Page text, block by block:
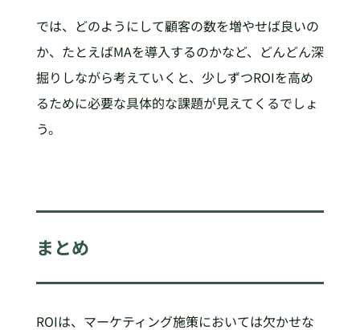
では、どのようにして顧客の数を増やせば良いの
か、たとえばMAを導入するのかなど、どんどん深
掘りしながら考えていくと、少しずつROIを高め
るために必要な具体的な課題が見えてくるでしょ
う。
まとめ
ROIは、マーケティング施策においては欠かせな